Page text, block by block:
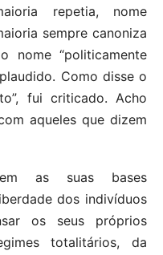
repetia, nome
sempre canoniza
nome “politicamente
Como disse o
fui criticado. Acho
aqueles que dizem
as suas bases
dos indivíduos
os seus próprios
totalitários, da